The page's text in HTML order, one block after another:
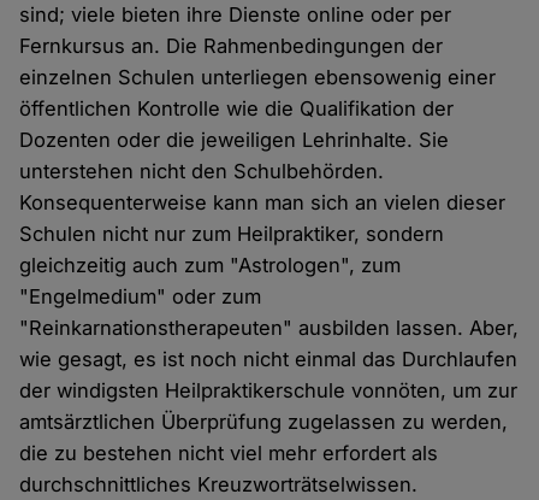
sind; viele bieten ihre Dienste online oder per
Fernkursus an. Die Rahmenbedingungen der
einzelnen Schulen unterliegen ebensowenig einer
öffentlichen Kontrolle wie die Qualifikation der
Dozenten oder die jeweiligen Lehrinhalte. Sie
unterstehen nicht den Schulbehörden.
Konsequenterweise kann man sich an vielen dieser
Schulen nicht nur zum Heilpraktiker, sondern
gleichzeitig auch zum "Astrologen", zum
"Engelmedium" oder zum
"Reinkarnationstherapeuten" ausbilden lassen. Aber,
wie gesagt, es ist noch nicht einmal das Durchlaufen
der windigsten Heilpraktikerschule vonnöten, um zur
amtsärztlichen Überprüfung zugelassen zu werden,
die zu bestehen nicht viel mehr erfordert als
durchschnittliches Kreuzworträtselwissen.